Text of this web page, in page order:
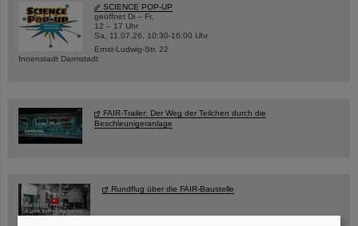
SCIENCE POP-UP
geöffnet Di – Fr,
12 – 17 Uhr
Sa, 11.07.26, 10:30-16:00 Uhr
Ernst-Ludwig-Str. 22
Innenstadt Darmstadt
FAIR-Trailer: Der Weg der Teilchen durch die
Beschleunigeranlage
Rundflug über die FAIR-Baustelle